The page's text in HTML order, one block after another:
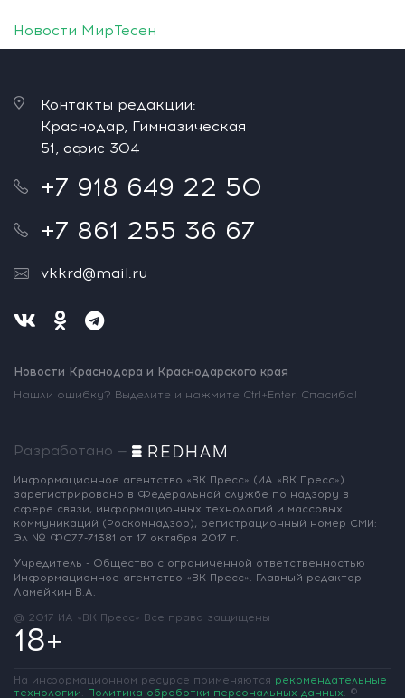
Новости МирТесен
Контакты редакции:
Краснодар, Гимназическая
51, офис 304
+7 918 649 22 50
+7 861 255 36 67
vkkrd@mail.ru
Новости Краснодара и Краснодарского края
Нашли ошибку? Выделите и нажмите Ctrl+Enter. Спасибо!
Разработано —
Информационное агентство «ВК Пресс» (ИА «ВК Пресс»)
зарегистрировано в Федеральной службе по надзору в
сфере связи, информационных технологий и массовых
коммуникаций (Роскомнадзор), регистрационный номер СМИ:
Эл № ФС77-71381 от 17 октября 2017 г.
Учредитель - Общество с ограниченной ответственностью
Информационное агентство «ВК Пресс». Главный редактор —
Ламейкин В.А.
@ 2017 ИА «ВК Пресс» Все права защищены
18+
На информационном ресурсе применяются рекомендательные
технологии. Политика обработки персональных данных. ©